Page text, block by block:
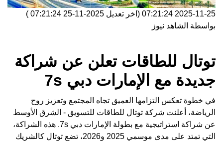
2025-11-25 07:21:24 (اخر تعديل 2025-11-25 07:21:24
)
بواسطة الشاهد نيوز
توتال للطاقات تعلن عن شراكة
جديدة مع الإمارات دبي 7s
في خطوة تعكس التزامها العميق تجاه المجتمع وتعزيز روح
الرياضة، أعلنت شركة توتال للطاقات للتسويق - الشرق الأوسط
عن شراكة استراتيجية مع بطولة الإمارات دبي 7s. هذه الشراكة،
التي تمتد على مدى موسمي 2025 و2026، تضع توتال كالشريك